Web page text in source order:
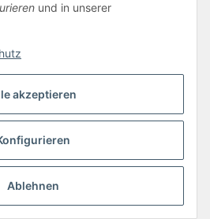
akzeptieren
Ablehnen
und in unserer
SitemapImpressum
Widerrufsrecht